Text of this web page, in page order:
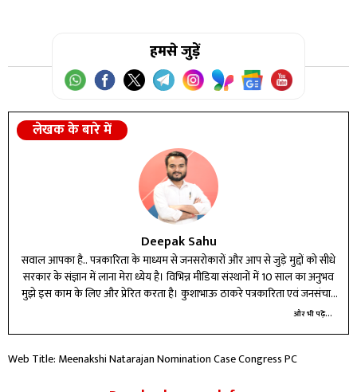
हमसे जुड़ें
लेखक के बारे में
Deepak Sahu
सवाल आपका है.. पत्रकारिता के माध्यम से जनसरोकारों और आप से जुड़े मुद्दों को सीधे
सरकार के संज्ञान में लाना मेरा ध्येय है। विभिन्न मीडिया संस्थानों में 10 साल का अनुभव
मुझे इस काम के लिए और प्रेरित करता है। कुशाभाऊ ठाकरे पत्रकारिता एवं जनसंचार
विश्वविद्यालय से इलेक्ट्रानिक मीडिया और भाषा विज्ञान में ली हुई स्नातकोत्तर की दोनों
और भी पढ़ें...
Web Title: Meenakshi Natarajan Nomination Case Congress PC